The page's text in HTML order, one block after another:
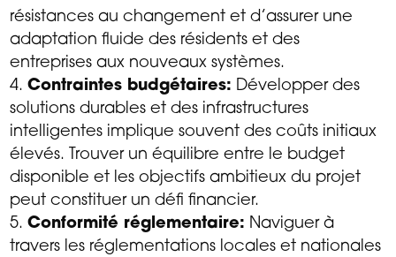
résistances au changement et d’assurer une
adaptation fluide des résidents et des
entreprises aux nouveaux systèmes.
Contraintes budgétaires: Développer des
solutions durables et des infrastructures
intelligentes implique souvent des coûts initiaux
élevés. Trouver un équilibre entre le budget
disponible et les objectifs ambitieux du projet
peut constituer un défi financier.
Conformité réglementaire: Naviguer à
travers les réglementations locales et nationales